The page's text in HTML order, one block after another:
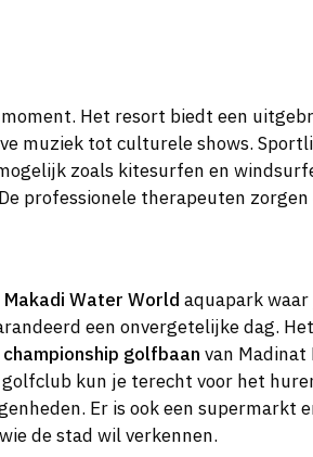
Het resort biedt een
muziek tot culturele shows.
zoals kitesurfen en
professionele therapeuten
Makadi Water World aquapark
een onvergetelijke dag.
golfbaan van Madinat
kun je terecht voor het
Er is ook een
de stad wil verkennen.